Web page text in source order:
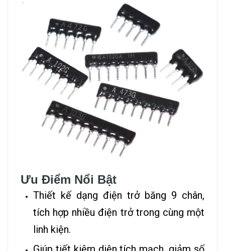
Ưu Điểm Nổi Bật
Thiết kế dạng điện trở băng 9 chân,
tích hợp nhiều điện trở trong cùng một
linh kiện.